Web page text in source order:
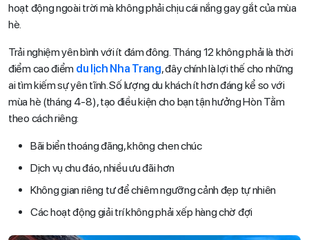
hoạt động ngoài trời mà không phải chịu cái nắng gay gắt của mùa
hè.
Trải nghiệm yên bình với ít đám đông. Tháng 12 không phải là thời
điểm cao điểm du lịch Nha Trang, đây chính là lợi thế cho những
ai tìm kiếm sự yên tĩnh. Số lượng du khách ít hơn đáng kể so với
mùa hè (tháng 4-8), tạo điều kiện cho bạn tận hưởng Hòn Tằm
theo cách riêng:
Bãi biển thoáng đãng, không chen chúc
Dịch vụ chu đáo, nhiều ưu đãi hơn
Không gian riêng tư để chiêm ngưỡng cảnh đẹp tự nhiên
Các hoạt động giải trí không phải xếp hàng chờ đợi